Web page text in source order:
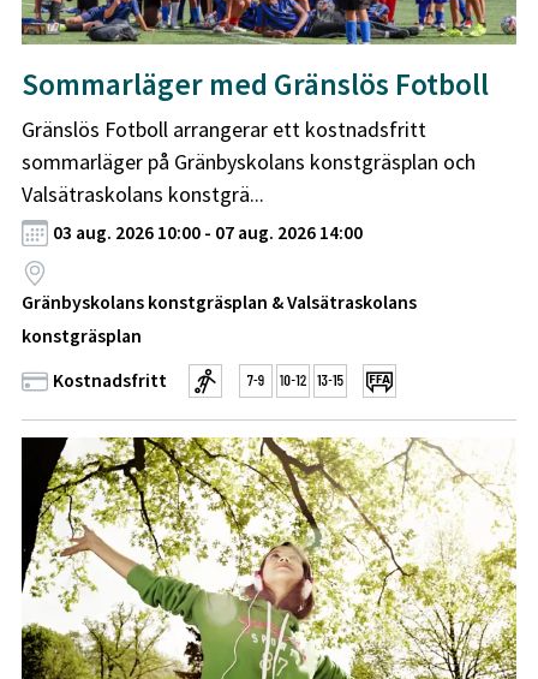
Sommarläger med Gränslös Fotboll
Gränslös Fotboll arrangerar ett kostnadsfritt
sommarläger på Gränbyskolans konstgräsplan och
Valsätraskolans konstgrä...
03 aug. 2026 10:00 - 07 aug. 2026 14:00
Gränbyskolans konstgräsplan & Valsätraskolans
konstgräsplan
Kostnadsfritt